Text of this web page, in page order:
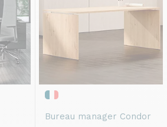
Bureau manager Condor